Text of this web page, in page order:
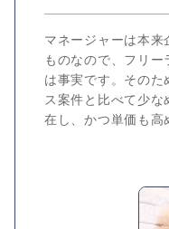
マネージャーは本来
ものなので、フリ
は事実です。その
ス案件と比べて少
在し、かつ単価も高